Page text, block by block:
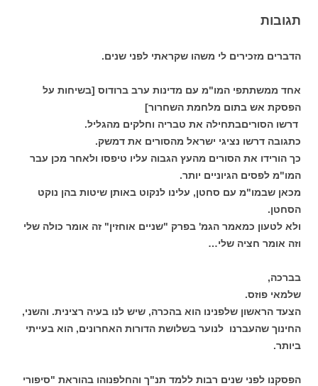
תגובות
הדברים מזכירים לי משהו שקראתי לפני שנים.
אחד ממשתתפי המו"מ עם מדינות ערב ברודוס [בשיחות על
הפסקת אש בתום מלחמת השחרור]
דרשו הסוריםבתחילה את טבריה וחלקים מהגליל.
כתגובה דרשו נציגי ישראל מהסורים את דמשק.
כך הורידו את הסורים מהעץ הגבוה עליו טיפסו ולאחר מכן עבר
המו"מ לפסים הגיוניים יותר.
מכאן שבמו"מ עם סחטן, עלינו לנקוט באותן שיטות בהן נוקט
הסחטן.
ולא לטעון כמאמר הגמ' בפרק "שניים אוחזין" זה אומר כולה שלי
וזה אומר חציה שלי…
בברכה,
שלמאי פוזס.
הצעד הראשון שלפנינו הוא בהכרה, שיש לנו בעיה רצינית. והשני,
החינוך שהעברנו לנוער בשלושת הדורות האחרונים, הוא בעייתי
ביותר.
הפסקנו לפני שנים רבות ללמד תנ"ך והחלפנוהו בהוראת "סיפורי